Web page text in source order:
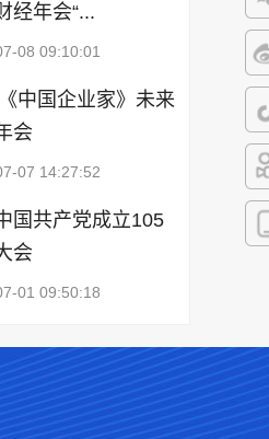
微
微
抖
快
经年会“...
08 09:10:01
中国企业家》未来
会
07 14:27:52
国共产党成立105
会
01 09:50:18